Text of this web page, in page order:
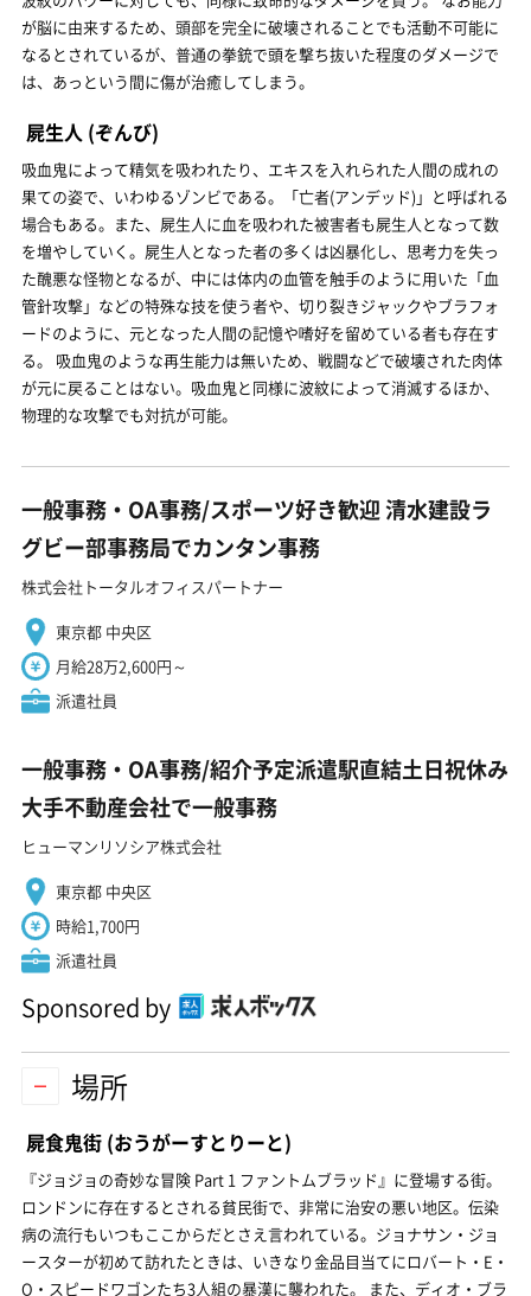
が脳に由来するため、頭部を完全に破壊されることでも活動不可能に
なるとされているが、普通の拳銃で頭を撃ち抜いた程度のダメージで
は、あっという間に傷が治癒してしまう。
屍生人 (ぞんび)
吸血鬼によって精気を吸われたり、エキスを入れられた人間の成れの
果ての姿で、いわゆるゾンビである。「亡者(アンデッド)」と呼ばれる
場合もある。また、屍生人に血を吸われた被害者も屍生人となって数
を増やしていく。屍生人となった者の多くは凶暴化し、思考力を失っ
た醜悪な怪物となるが、中には体内の血管を触手のように用いた「血
管針攻撃」などの特殊な技を使う者や、切り裂きジャックやブラフォ
ードのように、元となった人間の記憶や嗜好を留めている者も存在す
る。 吸血鬼のような再生能力は無いため、戦闘などで破壊された肉体
が元に戻ることはない。吸血鬼と同様に波紋によって消滅するほか、
物理的な攻撃でも対抗が可能。
一般事務・OA事務/スポーツ好き歓迎 清水建設ラ
グビー部事務局でカンタン事務
株式会社トータルオフィスパートナー
東京都 中央区
月給28万2,600円～
派遣社員
一般事務・OA事務/紹介予定派遣駅直結土日祝休み
大手不動産会社で一般事務
ヒューマンリソシア株式会社
東京都 中央区
時給1,700円
派遣社員
Sponsored by
場所
屍食鬼街 (おうがーすとりーと)
『ジョジョの奇妙な冒険 Part 1 ファントムブラッド』に登場する街。
ロンドンに存在するとされる貧民街で、非常に治安の悪い地区。伝染
病の流行もいつもここからだとさえ言われている。ジョナサン・ジョ
ースターが初めて訪れたときは、いきなり金品目当てにロバート・E・
O・スピードワゴンたち3人組の暴漢に襲われた。 また、ディオ・ブラ